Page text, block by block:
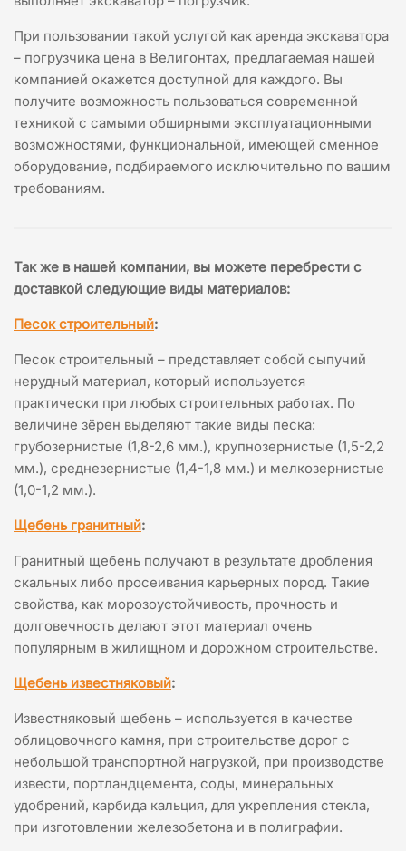
При пользовании такой услугой как аренда экскаватора
– погрузчика цена в Велигонтах, предлагаемая нашей
компанией окажется доступной для каждого. Вы
получите возможность пользоваться современной
техникой с самыми обширными эксплуатационными
возможностями, функциональной, имеющей сменное
оборудование, подбираемого исключительно по вашим
требованиям.
Так же в нашей компании, вы можете перебрести с
доставкой следующие виды материалов:
Песок строительный:
Песок строительный – представляет собой сыпучий
нерудный материал, который используется
практически при любых строительных работах. По
величине зёрен выделяют такие виды песка:
грубозернистые (1,8-2,6 мм.), крупнозернистые (1,5-2,2
мм.), среднезернистые (1,4-1,8 мм.) и мелкозернистые
(1,0-1,2 мм.).
Щебень гранитный:
Гранитный щебень получают в результате дробления
скальных либо просеивания карьерных пород. Такие
свойства, как морозоустойчивость, прочность и
долговечность делают этот материал очень
популярным в жилищном и дорожном строительстве.
Щебень известняковый:
Известняковый щебень – используется в качестве
облицовочного камня, при строительстве дорог с
небольшой транспортной нагрузкой, при производстве
извести, портландцемента, соды, минеральных
удобрений, карбида кальция, для укрепления стекла,
при изготовлении железобетона и в полиграфии.